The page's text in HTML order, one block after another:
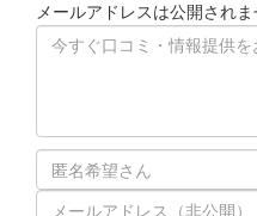
メールアドレスは公開され